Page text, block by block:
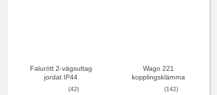
Falurött 2-vägsuttag
jordat IP44
(42)
Wago 221
kopplingsklämma
(142)